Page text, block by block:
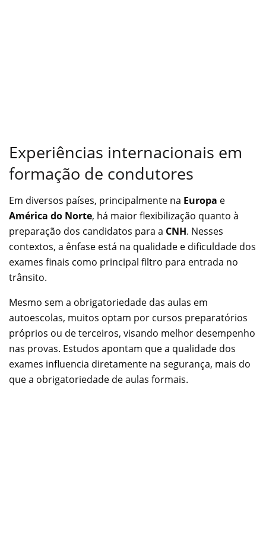
Experiências internacionais em
formação de condutores
Em diversos países, principalmente na Europa e
América do Norte, há maior flexibilização quanto à
preparação dos candidatos para a CNH. Nesses
contextos, a ênfase está na qualidade e dificuldade dos
exames finais como principal filtro para entrada no
trânsito.
Mesmo sem a obrigatoriedade das aulas em
autoescolas, muitos optam por cursos preparatórios
próprios ou de terceiros, visando melhor desempenho
nas provas. Estudos apontam que a qualidade dos
exames influencia diretamente na segurança, mais do
que a obrigatoriedade de aulas formais.